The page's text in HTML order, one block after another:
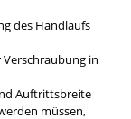
des Handlaufs
in
Auftrittsbreite
müssen,